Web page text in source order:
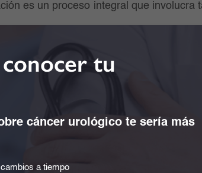
es un proceso integral que involucra
busca capturar la esencia de la
vida", una pieza en acrílico bajo el
muestra la interacción cercana y
tu
cáncer urológico te sería más
a tiempo